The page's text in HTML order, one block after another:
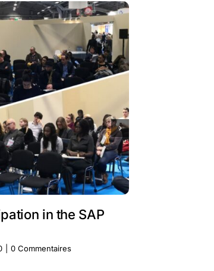
in the SAP
0 Commentaires